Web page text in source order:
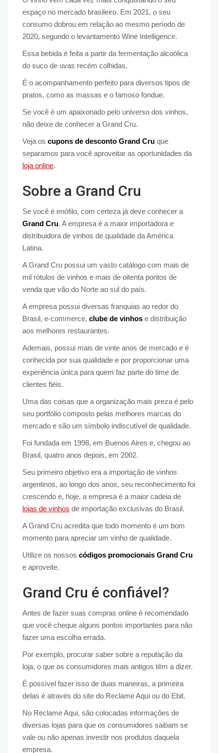
espaço no mercado brasileiro. Em 2021, o seu
consumo dobrou em relação ao mesmo período de
2020, segundo o levantamento Wine Intelligence.
Essa bebida é feita a partir da fermentação alcoólica
do suco de uvas recém colhidas.
É o acompanhamento perfeito para diversos tipos de
pratos, como as massas e o famoso fondue.
Se você é um apaixonado pelo universo dos vinhos,
não deixe de conhecer a Grand Cru.
Veja os cupons de desconto Grand Cru que
separamos para você aproveitar as oportunidades da
loja online.
Sobre a Grand Cru
Se você é enófilo, com certeza já deve conhecer a
Grand Cru. A empresa é a maior importadora e
distribuidora de vinhos de qualidade da América
Latina.
A Grand Cru possui um vasto catálogo com mais de
mil rótulos de vinhos e mais de oitenta pontos de
venda que vão do Norte ao sul do país.
A empresa possui diversas franquias ao redor do
Brasil, e-commerce, clube de vinhos e distribuição
aos melhores restaurantes.
Ademais, possui mais de vinte anos de mercado e é
conhecida por sua qualidade e por proporcionar uma
experiência única para quem faz parte do time de
clientes fiéis.
Uma das coisas que a organização mais preza é pelo
seu portfólio composto pelas melhores marcas do
mercado e são um símbolo indiscutível de qualidade.
Foi fundada em 1998, em Buenos Aires e, chegou ao
Brasil, quatro anos depois, em 2002.
Seu primeiro objetivo era a importação de vinhos
argentinos, ao longo dos anos, seu reconhecimento foi
crescendo e, hoje, a empresa é a maior cadeia de
lojas de vinhos de importação exclusivas do Brasil.
A Grand Cru acredita que todo momento é um bom
momento para apreciar um vinho de qualidade.
Utilize os nossos códigos promocionais Grand Cru
e aproveite.
Grand Cru é confiável?
Antes de fazer suas compras online é recomendado
que você cheque alguns pontos importantes para não
fazer uma escolha errada.
Por exemplo, procurar saber sobre a reputação da
loja, o que os consumidores mais antigos têm a dizer.
É possível fazer isso de duas maneiras, a primeira
delas é através do site do Reclame Aqui ou do Ebit.
No Reclame Aqui, são colocadas informações de
diversas lojas para que os consumidores saibam se
vale ou não apenas investir nos produtos daquela
empresa.